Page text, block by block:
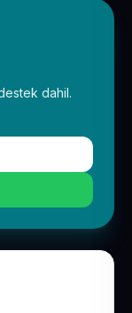
dahil.